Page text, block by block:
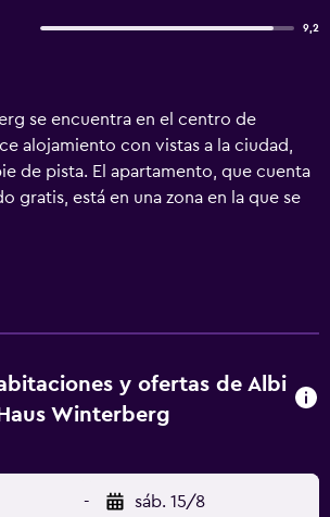
9,2
se encuentra en el centro de
alojamiento con vistas a la ciudad,
de pista. El apartamento, que cuenta
gratis, está en una zona en la que se
como senderismo, esquí y
consta de 1 dormitorio, una
y St.-Georg-Schanze está a
(Aeropuerto de Paderborn-
y ofertas de Albi
Haus Winterberg
- sáb. 15/8